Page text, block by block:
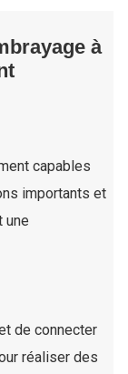
à
capables
importants et
une
de connecter
réaliser des